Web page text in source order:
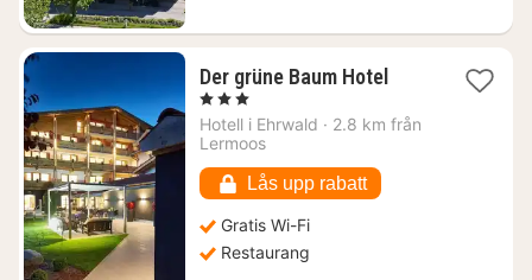
Der grüne Baum Hotel1
från
, 3 Stjärnor
Hotell i Ehrwald · 2.8 km från
Lermoos
Lås upp rabatt
Gratis Wi-Fi
Restaurang